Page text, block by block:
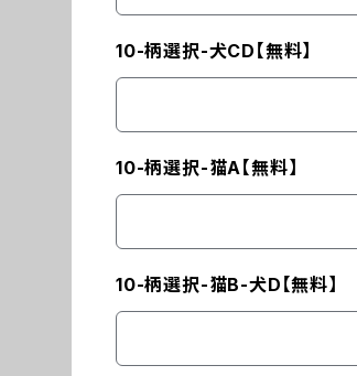
10-柄選択-犬CD【無料】
10-柄選択-猫A【無料】
10-柄選択-猫B-犬D【無料】